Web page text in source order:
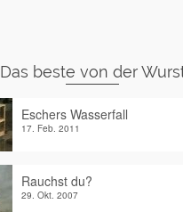
Das beste von der
Eschers Wasserfall
17. Feb. 2011
Rauchst du?
29. Okt. 2007